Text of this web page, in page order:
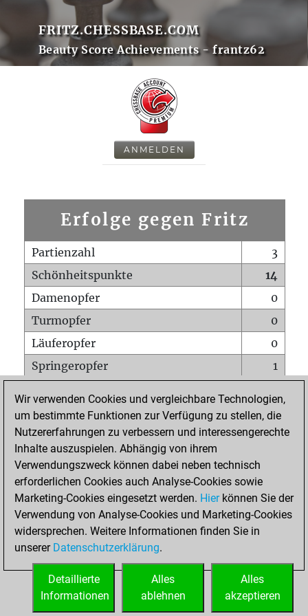
FRITZ.CHESSBASE.COM
Beauty Score Achievements - frantz62
ANMELDEN
Erfolge gegen Fritz
Partienzahl
3
Schönheitspunkte
14
Damenopfer
0
Turmopfer
0
Läuferopfer
0
Springeropfer
1
Matt auf vollem Brett
0
Bauer setzt Matt
0
Erstickte Matts
Unterverwandlungen
Türme auf der siebten
0
STARTSEITE
Wir verwenden Cookies und vergleichbare Technologien,
um bestimmte Funktionen zur Verfügung zu stellen, die
Nutzererfahrungen zu verbessern und interessengerechte
Inhalte auszuspielen. Abhängig von ihrem
Verwendungszweck können dabei neben technisch
erforderlichen Cookies auch Analyse-Cookies sowie
Marketing-Cookies eingesetzt werden. Hierkönnen Sie der
Verwendung von Analyse-Cookies und Marketing-Cookies
widersprechen. Weitere Informationen finden Sie in
unserer Datenschutzerklärung.
Alles
akzeptieren
Alles
ablehnen
Detaillierte
Informationen